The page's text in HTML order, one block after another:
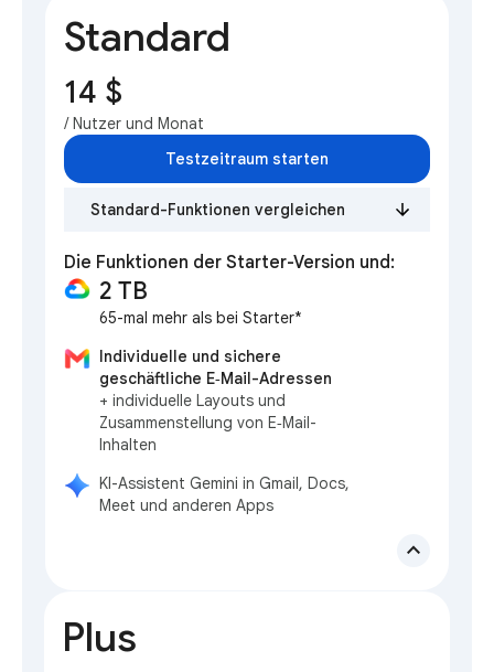
Standard
14 $
/ Nutzer und Monat
Testzeitraum starten
Standard-Funktionen vergleichen
Die Funktionen der Starter-Version und:
2 TB
65-mal mehr als bei Starter*
Individuelle und sichere
geschäftliche E‑Mail-Adressen
+ individuelle Layouts und
Zusammenstellung von E‑Mail-
Inhalten
KI-Assistent Gemini in Gmail, Docs,
Meet und anderen Apps
expand_less
Plus